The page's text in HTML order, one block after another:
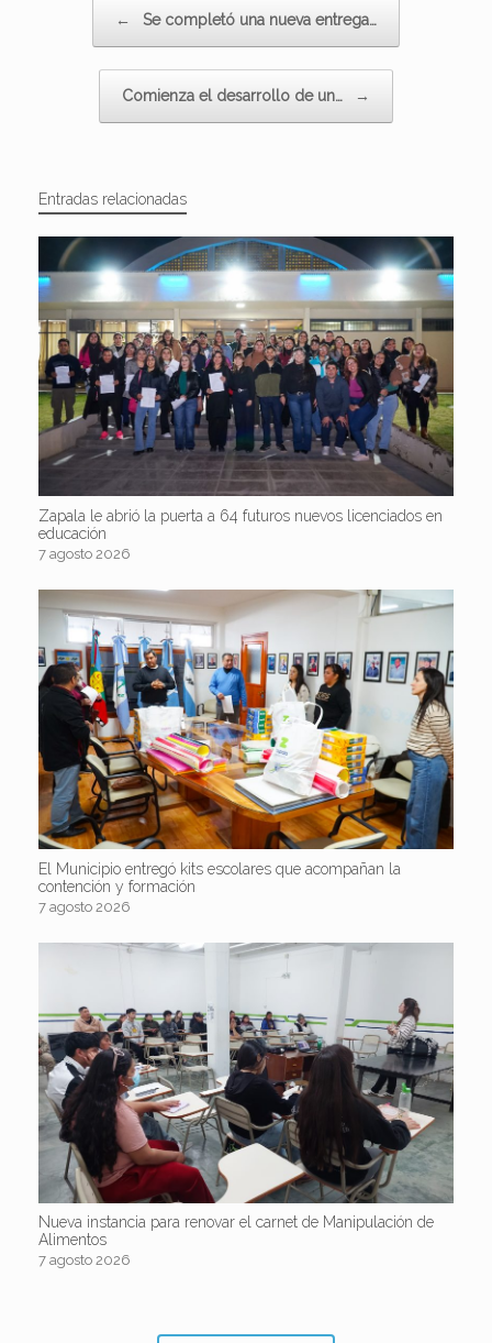
← Se completó una nueva entrega…
Comienza el desarrollo de un… →
Entradas relacionadas
Zapala le abrió la puerta a 64 futuros nuevos licenciados en
educación
7 agosto 2026
El Municipio entregó kits escolares que acompañan la
contención y formación
7 agosto 2026
Nueva instancia para renovar el carnet de Manipulación de
Alimentos
7 agosto 2026